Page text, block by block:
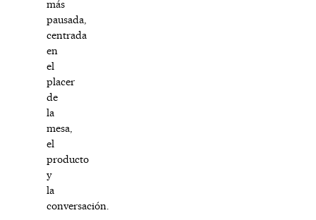
más
pausada,
centrada
en
el
placer
de
la
mesa,
el
producto
y
la
conversación.